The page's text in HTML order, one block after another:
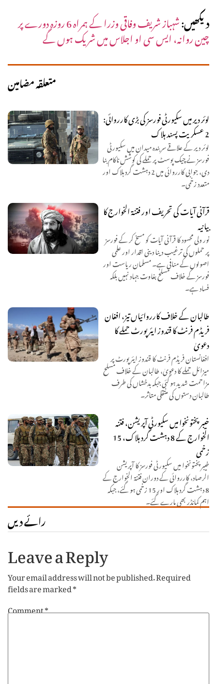
دیکھیں:
شہباز شریف وفاقی وزرا کے ہمراہ 6 روزہ دورے پر
چین روانہ، ایس سی او اجلاس میں شریک ہوں گے
متعلقہ مضامین
لوئر دیر میں سکیورٹی فورسز کی بڑی کارروائی:
2 عسکریت پسند ہلاک
لوئر دیر کے علاقے سربندہ میدان میں سکیورٹی
فورسز نے چیک پوسٹ پر حملے کی کوشش ناکام بنا
دی، جوابی کارروائی میں 2 دہشت گرد ہلاک اور
متعدد زخمی۔
قرآنی آیات کی تحریف اور فتنۃ الخوارج کا
بیانیہ
نور ولی محسود کا قرآنی آیات کو مسخ کر کے فورسز
پر حملوں کی ترغیب دینا دینی اقدار اور علمی
اصولوں کے منافی ہے۔ مسلمان ریاست اور
فورسز کے خلاف مسلح بغاوت جہاد نہیں بلکہ
فساد ہے۔
طالبان کے خلاف کارروائیاں تیز، افغان
فریڈم فرنٹ کا قندوز ایئرپورٹ حملے کا
دعویٰ
افغانستان فریڈم فرنٹ کا قندوز ایئرپورٹ پر
میزائل حملے کا دعویٰ، طالبان کے خلاف مسلح
مزاحمت شدید ہو گئی جبکہ بدخشاں کی طرف
طالبان دستوں کی منتقلی متاثر۔
خیبر پختونخوا میں سکیورٹی آپریشن، فتنہ
الخوارج کے 8 دہشت گرد ہلاک، 15
زخمی
خیبر پختونخوا میں سکیورٹی فورسز کا آپریشن
الرصاد، کارروائی کے دوران فتنۃ الخوارج کے
8 دہشت گرد ہلاک اور 15 زخمی ہو گئے، جبکہ
اہم کمانڈر بھی مارے گئے۔
رائے دیں
Leave a Reply
Your email address will not be published.Required
fields are marked*
Comment*